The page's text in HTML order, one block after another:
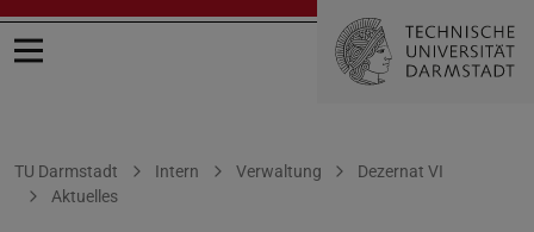
Menü öffnen
Sie befinden sich hier:
TU Darmstadt Intern Verwaltung
Dezernat VI
Aktuelles